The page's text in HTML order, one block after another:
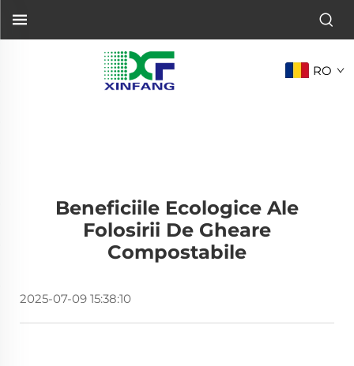
RO
Beneficiile Ecologice Ale
Folosirii De Gheare
Compostabile
2025-07-09 15:38:10